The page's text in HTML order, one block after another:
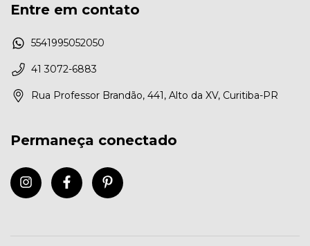
Entre em contato
5541995052050
41 3072-6883
Rua Professor Brandão, 441, Alto da XV, Curitiba-PR
Permaneça conectado